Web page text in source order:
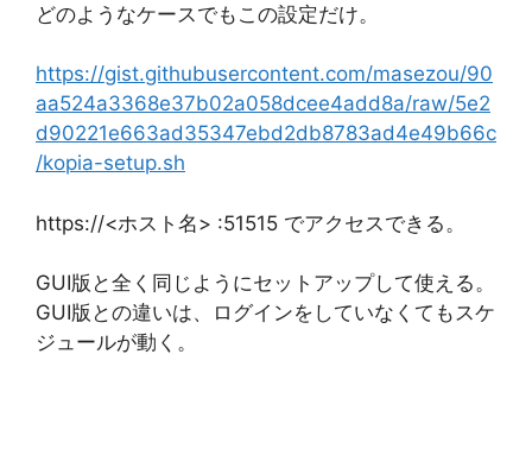
どのようなケースでもこの設定だけ。
https://gist.githubusercontent.com/masezou/90
aa524a3368e37b02a058dcee4add8a/raw/5e2
d90221e663ad35347ebd2db8783ad4e49b66c
/kopia-setup.sh
https://<ホスト名> :51515 でアクセスできる。
GUI版と全く同じようにセットアップして使える。
GUI版との違いは、ログインをしていなくてもスケ
ジュールが動く。